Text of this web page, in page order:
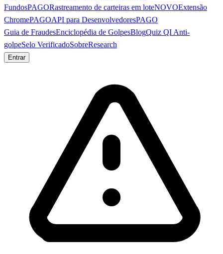
FundosPAGORastreamento de carteiras em loteNOVOExtensão
ChromePAGOAPI para DesenvolvedoresPAGO
Guia de FraudesEnciclopédia de GolpesBlogQuiz QI Anti-
golpeSelo VerificadoSobreResearch
Entrar